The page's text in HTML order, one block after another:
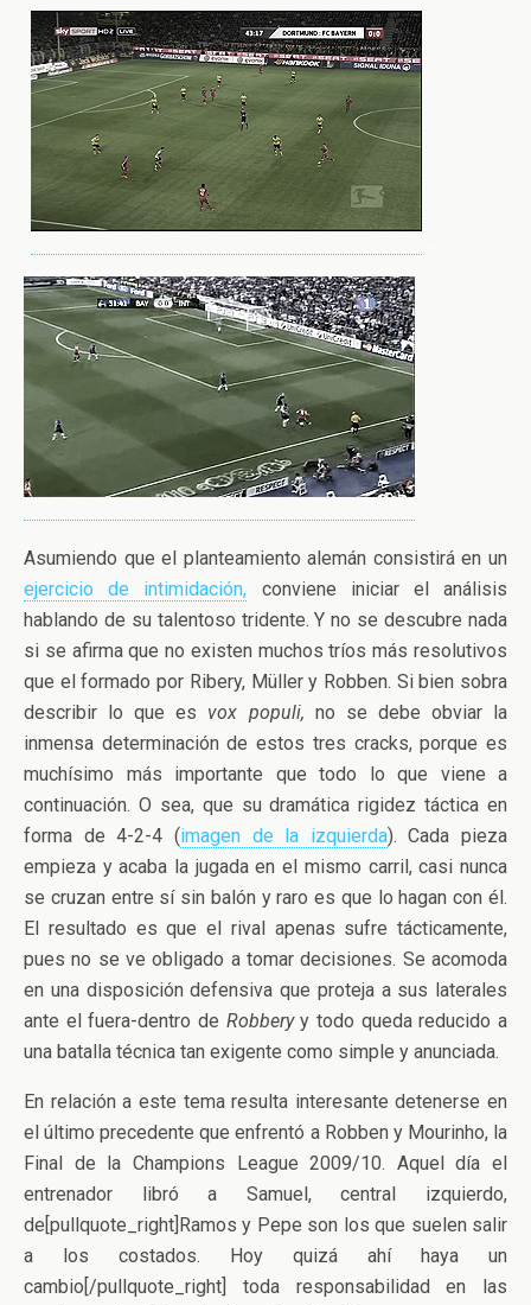
Asumiendo que el planteamiento alemán consistirá en un
ejercicio de intimidación, conviene iniciar el análisis
hablando de su talentoso tridente. Y no se descubre nada
si se afirma que no existen muchos tríos más resolutivos
que el formado por Ribery, Müller y Robben. Si bien sobra
describir lo que es vox populi, no se debe obviar la
inmensa determinación de estos tres cracks, porque es
muchísimo más importante que todo lo que viene a
continuación. O sea, que su dramática rigidez táctica en
forma de 4-2-4 (imagen de la izquierda). Cada pieza
empieza y acaba la jugada en el mismo carril, casi nunca
se cruzan entre sí sin balón y raro es que lo hagan con él.
El resultado es que el rival apenas sufre tácticamente,
pues no se ve obligado a tomar decisiones. Se acomoda
en una disposición defensiva que proteja a sus laterales
ante el fuera-dentro de Robberyy todo queda reducido a
una batalla técnica tan exigente como simple y anunciada.
En relación a este tema resulta interesante detenerse en
el último precedente que enfrentó a Robben y Mourinho, la
Final de la Champions League 2009/10. Aquel día el
entrenador libró a Samuel, central izquierdo,
de[pullquote_right]Ramos y Pepe son los que suelen salir
a los costados. Hoy quizá ahí haya un
cambio[/pullquote_right] toda responsabilidad en las